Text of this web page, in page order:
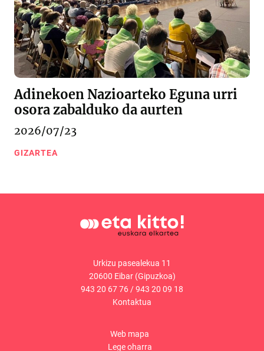
Adinekoen Nazioarteko Eguna urri
osora zabalduko da aurten
2026/07/23
GIZARTEA
Urkizu pasealekua 11
20600 Eibar (Gipuzkoa)
943 20 67 76 /943 20 09 18
Kontaktua
Web mapa
Lege oharra